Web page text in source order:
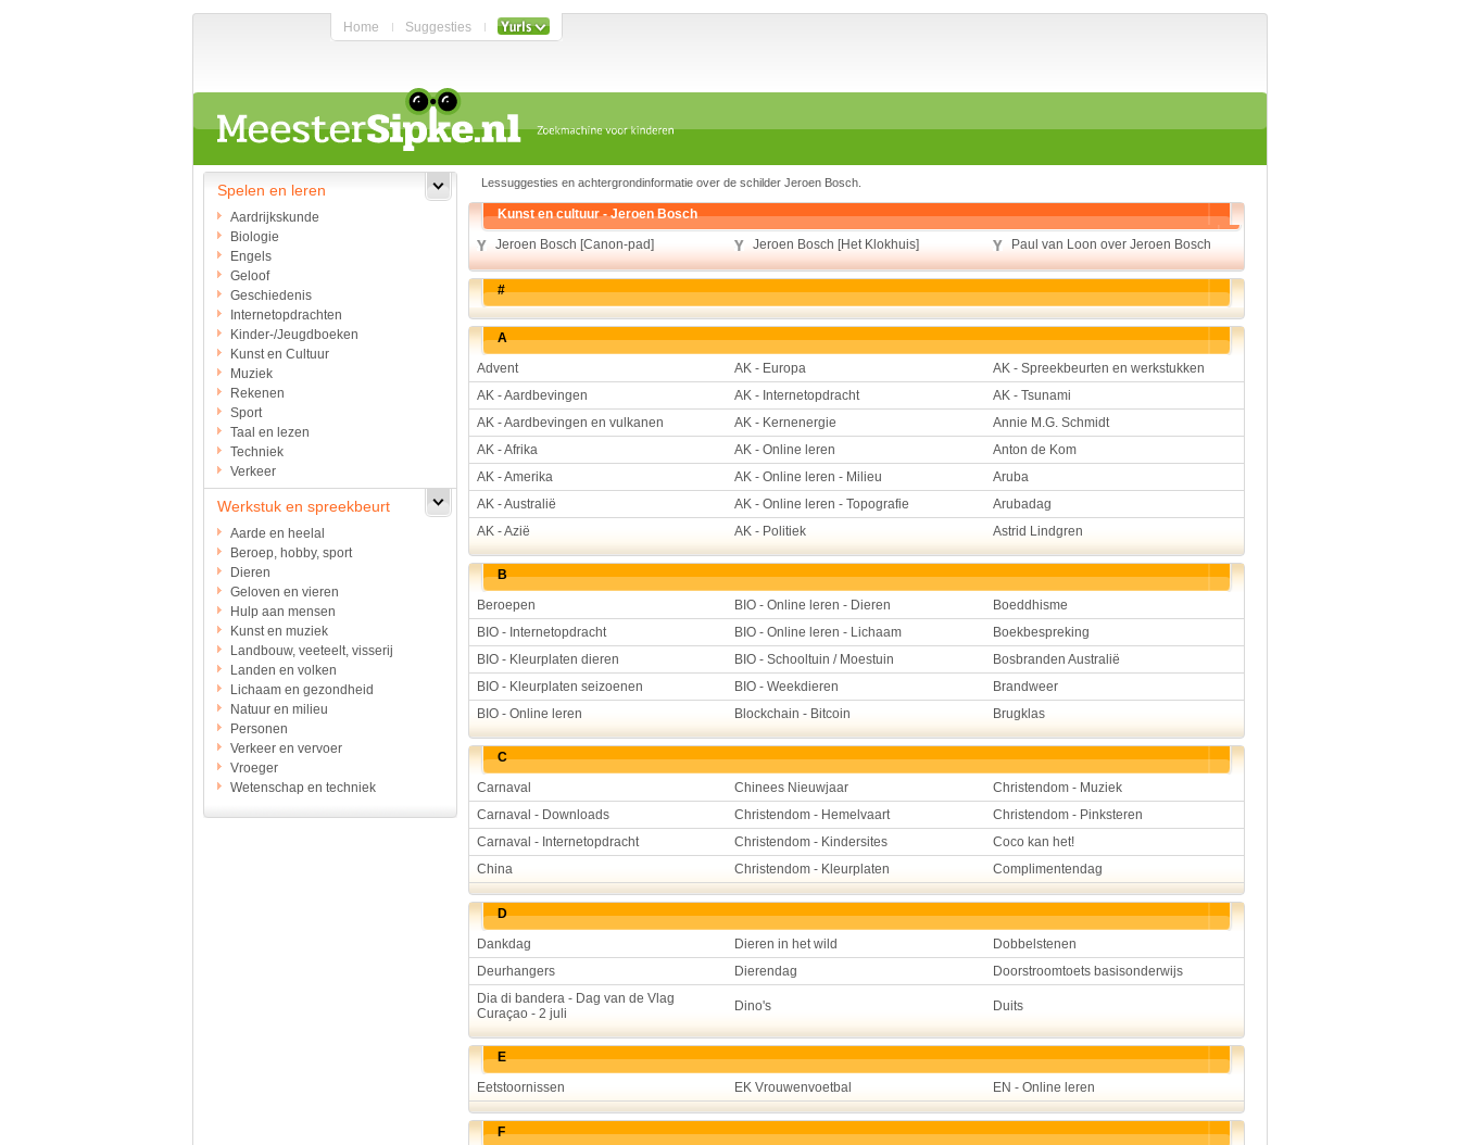
Home Suggesties
Spelen en leren
Aardrijkskunde
Biologie
Engels
Geloof
Geschiedenis
Internetopdrachten
Kinder-/Jeugdboeken
Kunst en Cultuur
Muziek
Rekenen
Sport
Taal en lezen
Techniek
Verkeer
Werkstuk en spreekbeurt
Aarde en heelal
Beroep, hobby, sport
Dieren
Geloven en vieren
Hulp aan mensen
Kunst en muziek
Landbouw, veeteelt, visserij
Landen en volken
Lichaam en gezondheid
Natuur en milieu
Personen
Verkeer en vervoer
Vroeger
Wetenschap en techniek
Lessuggesties en achtergrondinformatie over de schilder Jeroen Bosch.
Kunst en cultuur - Jeroen Bosch
Jeroen Bosch [Canon-pad]
Jeroen Bosch [Het Klokhuis] Paul van Loon over Jeroen Bosch
#
A
Advent
AK - Europa
AK - Spreekbeurten en werkstukken
AK - Aardbevingen
AK - Internetopdracht
AK - Tsunami
AK - Aardbevingen en vulkanen
AK - Kernenergie
Annie M.G. Schmidt
AK - Afrika
AK - Online leren
Anton de Kom
AK - Amerika
AK - Online leren - Milieu
Aruba
AK - Australië
AK - Online leren - Topografie
Arubadag
AK - Azië
AK - Politiek Astrid Lindgren
B
Beroepen
BIO - Online leren - Dieren
Boeddhisme
BIO - Internetopdracht
BIO - Online leren - Lichaam
Boekbespreking
BIO - Kleurplaten dieren
BIO - Schooltuin / Moestuin
Bosbranden Australië
BIO - Kleurplaten seizoenen
BIO - Weekdieren
Brandweer
BIO - Online leren
Blockchain - Bitcoin Brugklas
C
Carnaval
Chinees Nieuwjaar
Christendom - Muziek
Carnaval - Downloads
Christendom - Hemelvaart
Christendom - Pinksteren
Carnaval - Internetopdracht
Christendom - Kindersites
Coco kan het!
China
Christendom - Kleurplaten Complimentendag
D
Dankdag
Dieren in het wild
Dobbelstenen
Deurhangers
Dierendag
Doorstroomtoets basisonderwijs
Dia di bandera - Dag van de Vlag
Curaçao - 2 juli
Dino's Duits
E
Eetstoornissen
EK Vrouwenvoetbal EN - Online leren
F